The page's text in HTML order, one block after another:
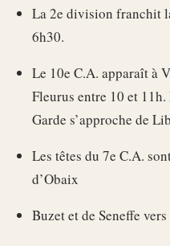
La 2e division franchit
6h30.
Le 10e C.A. apparaît à
Fleurus entre 10 et
Garde s’approche de
Les têtes du 7e C.A.
d’Obaix
Buzet et de Seneffe